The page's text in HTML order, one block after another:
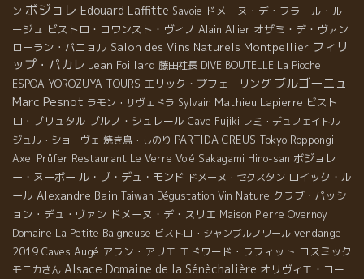
ン ボジョレ Edouard Laffitte Savoie ドメーヌ・デ・フラール・ル
ージュ ビストロ・コワンスト・ヴィノ Alain Allier オザミ・デ・ヴァン
ローラン・バニョル Salon des Vins Naturels Montpellier フィリ
ップ・パカレ Jean Foillard 藤田社長 DIVE BOUTELLE La Pioche
ESPOA YOROZUYA TOURS エリック・プフェーリング ブルゴーニュ
Marc Pesnot ラモン・サヴェドラ Sylvain Mathieu Lapierre ビスト
ロ・ブリュタル ブルノ・シュレール Cave Fujiki レミ・デュフェイトル
ジュル・ショーヴェ 焼き鳥・しのり PARTIDA CREUS Tokyo Roppongi
Axel Prüfer Restaurant Le Verre Volé Sakagami Hino-san ボジョレ
ー・ヌーボー ル・ブ・デュ・モンド ドメーヌ・セクスタン ロイック・ル
ール Alexandre Bain Taiwan Dégustation Vin Nature クラブ・パッシ
ョン・デュ・ヴァン ドメーヌ・デ・スリエ Maison Pierre Overnoy
Domaine La Petite Baigneuse ビストロ・シャンブルノワール vendange
2019 Caves Augé アラン・アリエ エドワード・ラフィット コスミック
モニカさん Alsace Domaine de la Sénèchalière オリヴィエ・コー